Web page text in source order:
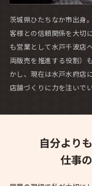
茨城県ひたちなか市出身
客様との信頼関係を大切
も営業として水戸千波店
両販売を推進する役割）
かし、現在は水戸水府店
店舗づくりに力を注いでい
自分より
仕事